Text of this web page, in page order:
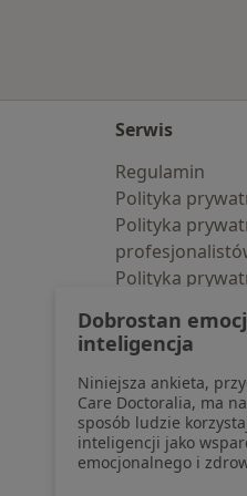
Serwis
Regulamin
Polityka
Polityka
Polityka
pozyskaliśmy
Polityka cookies
Jak działają
Dostępność
O nas
Praca
Dobrostan
inteligencja
Niniejsza ankieta,
Care Doctoralia, ma
sposób ludzie
inteligencji jako
emocjonalnego i